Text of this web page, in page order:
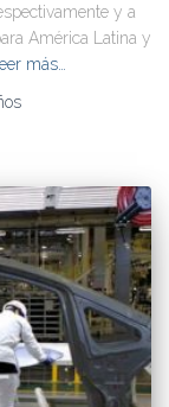
y a
América Latina y
más…